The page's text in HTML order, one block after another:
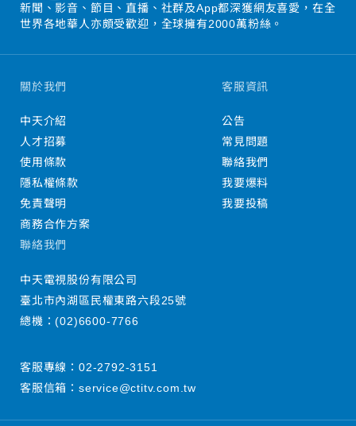
新聞、影音、節目、直播、社群及App都深獲網友喜愛，在全
世界各地華人亦頗受歡迎，全球擁有2000萬粉絲。
關於我們
中天介紹
人才招募
使用條款
隱私權條款
免責聲明
商務合作方案
客服資訊
公告
常見問題
聯絡我們
我要爆料
我要投稿
聯絡我們
中天電視股份有限公司
臺北市內湖區民權東路六段25號
總機：(02)6600-7766
客服專線： 02-2792-3151
客服信箱： service@ctitv.com.tw